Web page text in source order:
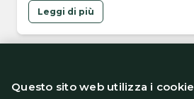
Leggi di più
Questo sito web utilizza i cookie